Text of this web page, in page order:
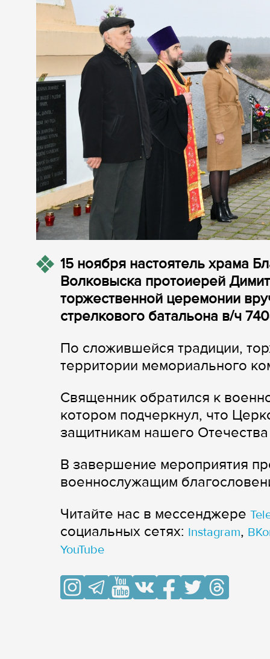
15 ноября настоятель храма
Волковыска протоиерей
торжественной церемонии
стрелкового батальона в/ч
По сложившейся традиции,
территории мемориального
Священник обратился к
котором подчеркнул, что
защитникам нашего
В завершение мероприятия
военнослужащим
Читайте нас в мессенджере
cоциальных сетях: Instagram,
YouTube